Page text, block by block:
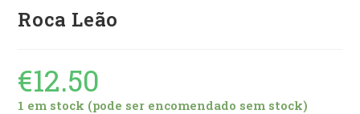
Roca Leão
€12.50
1 em stock (pode ser encomendado sem stock)